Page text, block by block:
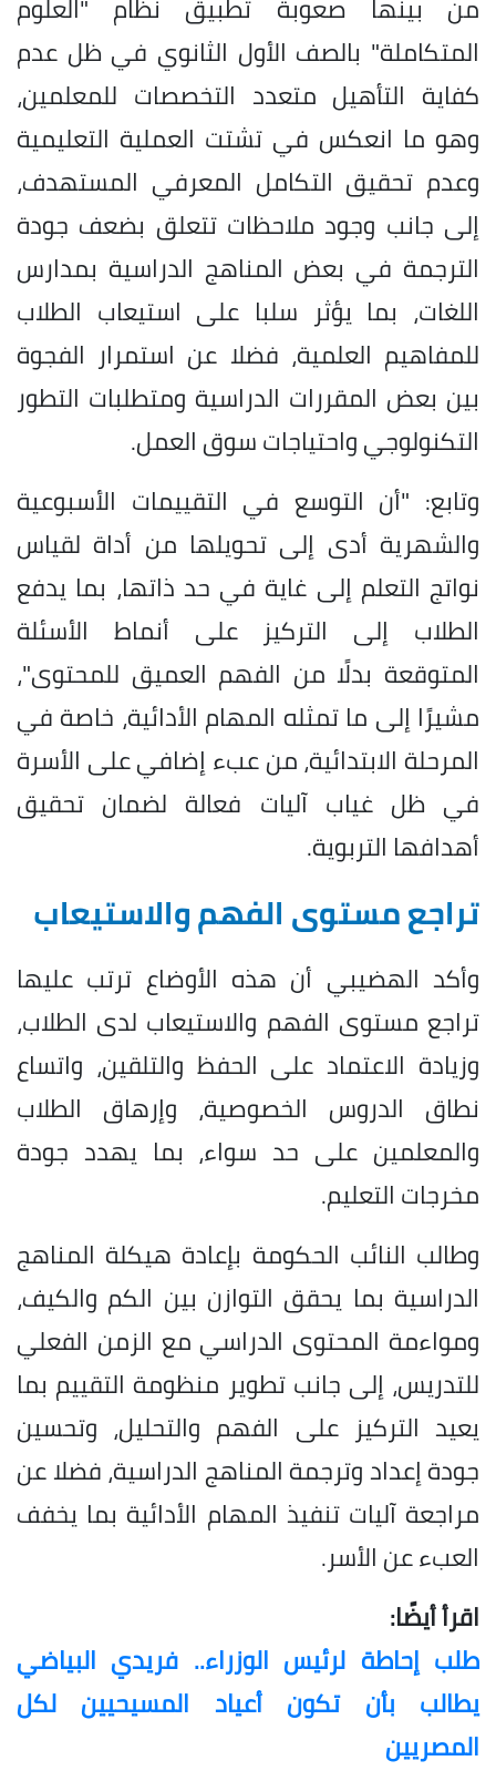
المتكاملة" بالصف الأول الثانوي في ظل عدم
كفاية التأهيل متعدد التخصصات للمعلمين،
وهو ما انعكس في تشتت العملية التعليمية
وعدم تحقيق التكامل المعرفي المستهدف،
إلى جانب وجود ملاحظات تتعلق بضعف جودة
الترجمة في بعض المناهج الدراسية بمدارس
اللغات، بما يؤثر سلبا على استيعاب الطلاب
للمفاهيم العلمية، فضلا عن استمرار الفجوة
بين بعض المقررات الدراسية ومتطلبات التطور
التكنولوجي واحتياجات سوق العمل.
وتابع: "أن التوسع في التقييمات الأسبوعية
والشهرية أدى إلى تحويلها من أداة لقياس
نواتج التعلم إلى غاية في حد ذاتها، بما يدفع
الطلاب إلى التركيز على أنماط الأسئلة
المتوقعة بدلًا من الفهم العميق للمحتوى"،
مشيرًا إلى ما تمثله المهام الأدائية، خاصة في
المرحلة الابتدائية، من عبء إضافي على الأسرة
في ظل غياب آليات فعالة لضمان تحقيق
أهدافها التربوية.
تراجع مستوى الفهم والاستيعاب
وأكد الهضيبي أن هذه الأوضاع ترتب عليها
تراجع مستوى الفهم والاستيعاب لدى الطلاب،
وزيادة الاعتماد على الحفظ والتلقين، واتساع
نطاق الدروس الخصوصية، وإرهاق الطلاب
والمعلمين على حد سواء، بما يهدد جودة
مخرجات التعليم.
وطالب النائب الحكومة بإعادة هيكلة المناهج
الدراسية بما يحقق التوازن بين الكم والكيف،
ومواءمة المحتوى الدراسي مع الزمن الفعلي
للتدريس، إلى جانب تطوير منظومة التقييم بما
يعيد التركيز على الفهم والتحليل، وتحسين
جودة إعداد وترجمة المناهج الدراسية، فضلا عن
مراجعة آليات تنفيذ المهام الأدائية بما يخفف
العبء عن الأسر.
اقرأ أيضًا:
طلب إحاطة لرئيس الوزراء.. فريدي البياضي
يطالب بأن تكون أعياد المسيحيين لكل
المصريين